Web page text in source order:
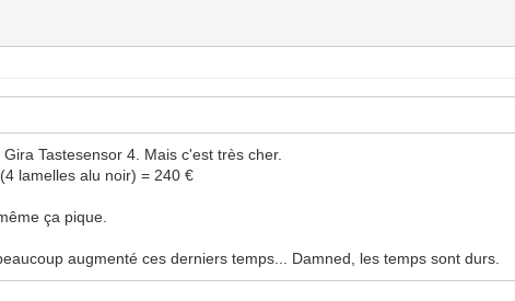
Tastesensor 4. Mais c'est très cher.
lamelles alu noir) = 240 €
ça pique.
augmenté ces derniers temps... Damned, les temps sont durs.